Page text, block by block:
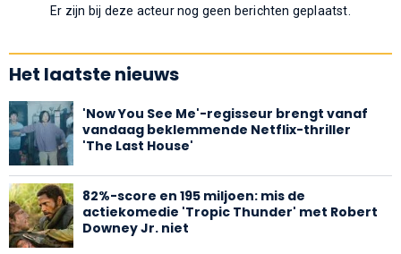
Er zijn bij deze acteur nog geen berichten geplaatst.
Het laatste nieuws
'Now You See Me'-regisseur brengt vanaf
vandaag beklemmende Netflix-thriller
'The Last House'
82%-score en 195 miljoen: mis de
actiekomedie 'Tropic Thunder' met Robert
Downey Jr. niet